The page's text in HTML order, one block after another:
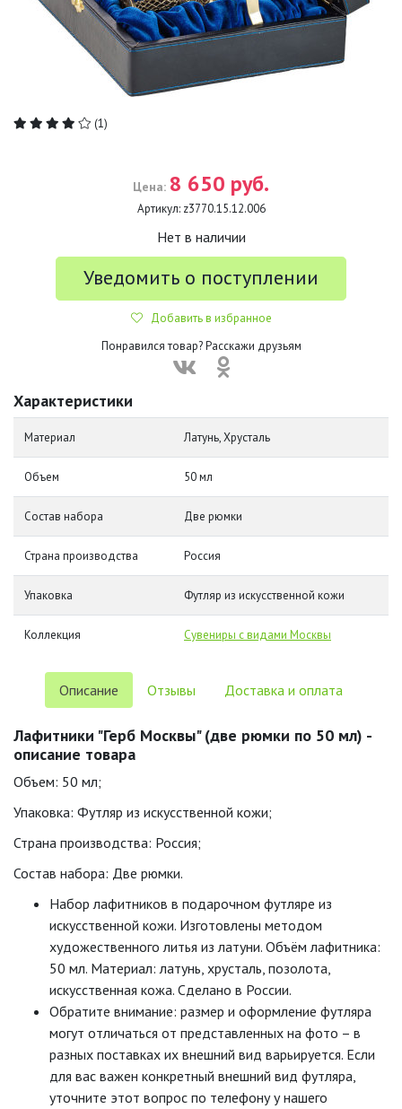
(1)
Цена: 8 650 руб.
Артикул: z3770.15.12.006
Нет в наличии
Уведомить о поступлении
Добавить в избранное
Понравился товар? Расскажи друзьям
Характеристики
Материал Латунь, Хрусталь
Объем 50 мл
Состав набора Две рюмки
Страна производства Россия
Упаковка Футляр из искусственной кожи
Коллекция Сувениры с видами Москвы
Описание Отзывы Доставка и оплата
Лафитники "Герб Москвы" (две рюмки по 50 мл) -
описание товара
Объем: 50 мл;
Упаковка: Футляр из искусственной кожи;
Страна производства: Россия;
Состав набора: Две рюмки.
Набор лафитников в подарочном футляре из
искусственной кожи. Изготовлены методом
художественного литья из латуни. Объём лафитника:
50 мл. Материал: латунь, хрусталь, позолота,
искусственная кожа. Сделано в России.
Обратите внимание: размер и оформление футляра
могут отличаться от представленных на фото – в
разных поставках их внешний вид варьируется. Если
для вас важен конкретный внешний вид футляра,
уточните этот вопрос по телефону у нашего